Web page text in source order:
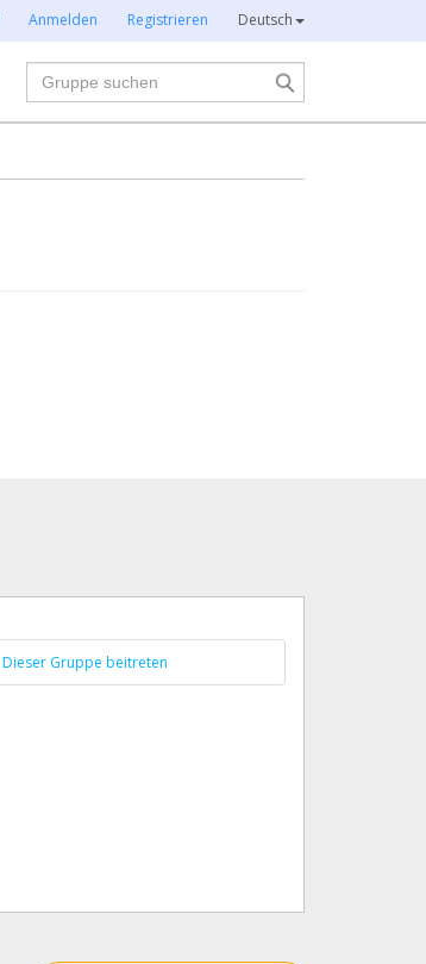
Anmelden Registrieren Deutsch
Suche
Dieser Gruppe beitreten